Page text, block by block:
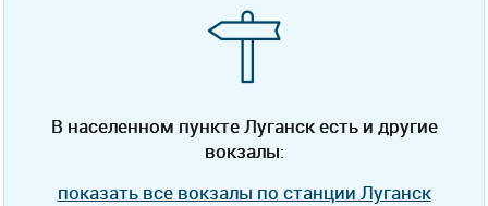
В населенном пункте Луганск есть и другие
вокзалы:
показать все вокзалы по станции Луганск